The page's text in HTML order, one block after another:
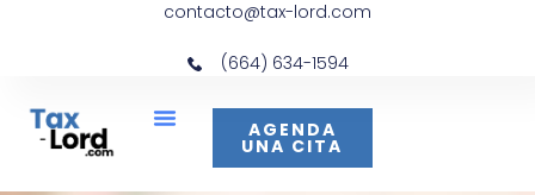
contacto@tax-lord.com
(664) 634-1594
AGENDA
UNA CITA